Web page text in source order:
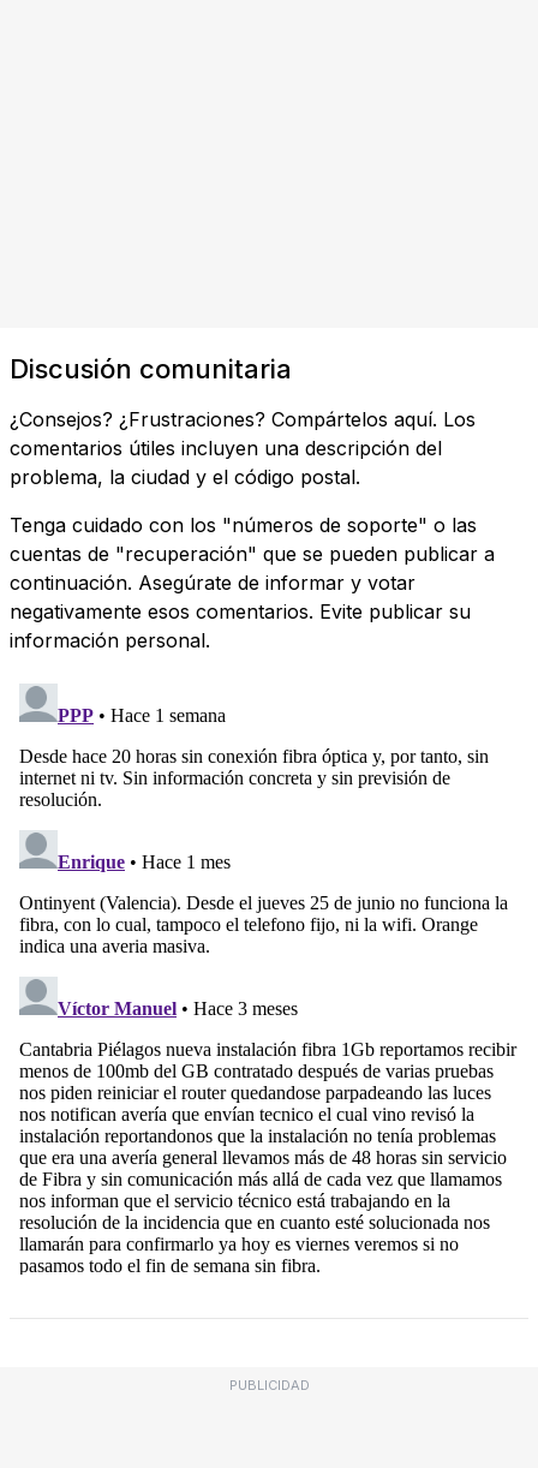
Discusión comunitaria
¿Consejos? ¿Frustraciones? Compártelos aquí. Los
comentarios útiles incluyen una descripción del
problema, la ciudad y el código postal.
Tenga cuidado con los "números de soporte" o las
cuentas de "recuperación" que se pueden publicar a
continuación. Asegúrate de informar y votar
negativamente esos comentarios. Evite publicar su
información personal.
PUBLICIDAD